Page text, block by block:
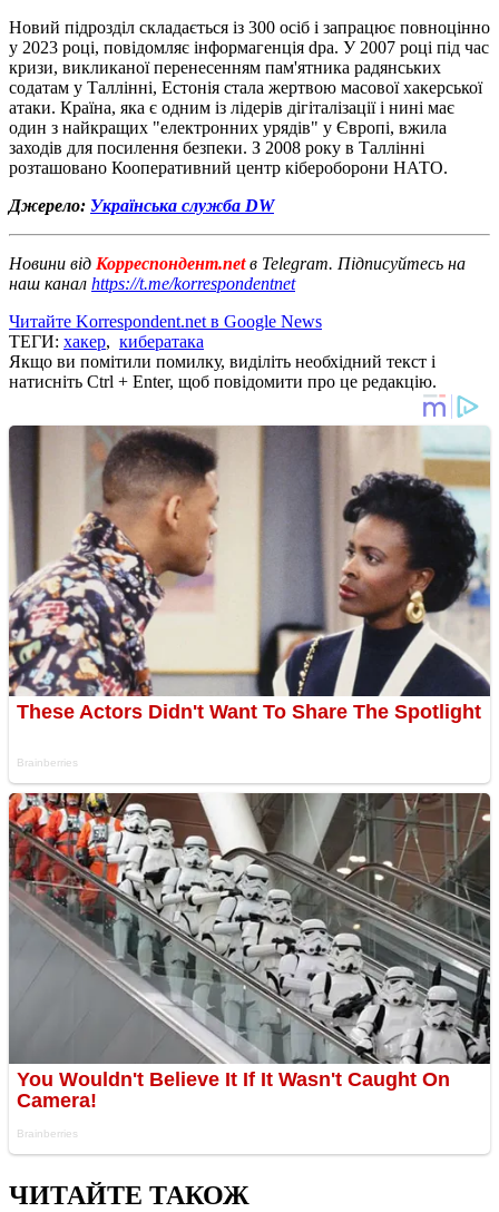
Новий підрозділ складається із 300 осіб і запрацює повноцінно
у 2023 році, повідомляє інформагенція dpa. У 2007 році під час
кризи, викликаної перенесенням пам'ятника радянських
содатам у Таллінні, Естонія стала жертвою масової хакерської
атаки. Країна, яка є одним із лідерів дігіталізації і нині має
один з найкращих "електронних урядів" у Європі, вжила
заходів для посилення безпеки. З 2008 року в Таллінні
розташовано Кооперативний центр кібероборони НАТО.
Джерело: Українська служба DW
Новини від Корреспондент.netв Telegram. Підписуйтесь на
наш канал https://t.me/korrespondentnet
Читайте Korrespondent.net в Google News
ТЕГИ: хакер, кибератака
Якщо ви помітили помилку, виділіть необхідний текст і
натисніть Ctrl + Enter, щоб повідомити про це редакцію.
ЧИТАЙТЕ ТАКОЖ